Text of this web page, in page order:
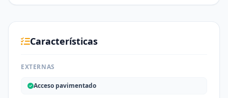
Características
EXTERNAS
Acceso pavimentado